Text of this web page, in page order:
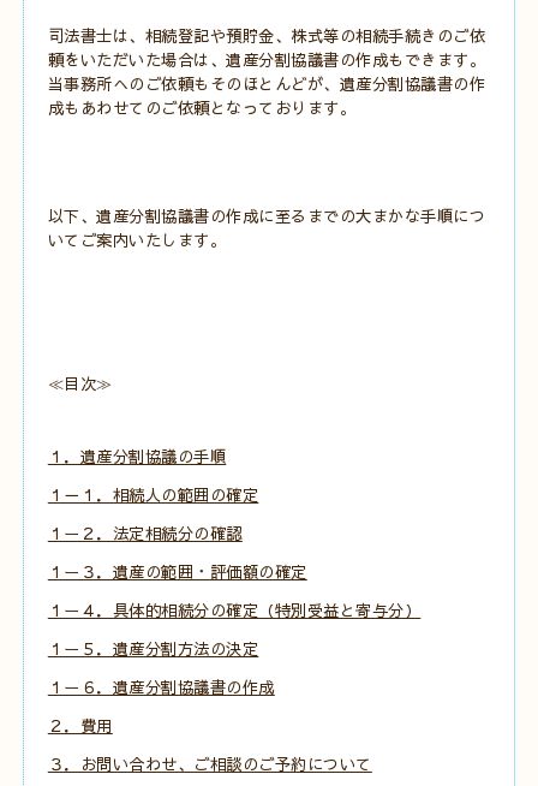
司法書士は、相続登記や預貯金、株式等の相続手続きのご依
頼をいただいた場合は、遺産分割協議書の作成もできます。
当事務所へのご依頼もそのほとんどが、遺産分割協議書の作
成もあわせてのご依頼となっております。
以下、遺産分割協議書の作成に至るまでの大まかな手順につ
いてご案内いたします。
≪目次≫
１．遺産分割協議の手順
１－１．相続人の範囲の確定
１ー２．法定相続分の確認
１ー３．遺産の範囲・評価額の確定
１ー４．具体的相続分の確定（特別受益と寄与分）
１ー５．遺産分割方法の決定
１ー６．遺産分割協議書の作成
２．費用
３．お問い合わせ、ご相談のご予約について